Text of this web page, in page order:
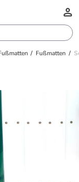
Fußmatten